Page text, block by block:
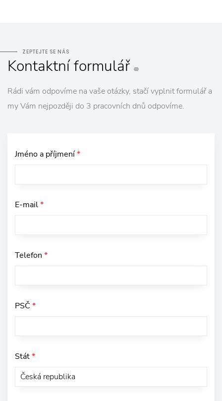
ZEPTEJTE SE NÁS
Kontaktníformulář
Rádi vám odpovíme na vaše otázky, stačí vyplnit formulář a
my Vám nejpozději do 3 pracovních dnů odpovíme.
Jméno a příjmení*
E-mail*
Telefon *
PSČ *
Stát*